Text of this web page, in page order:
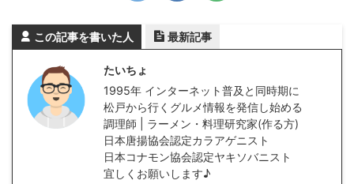
この記事を書いた人 最新記事
たいちょ
1995年 インターネット普及と同時期に
松戸から行くグルメ情報を発信し始める
調理師 | ラーメン・料理研究家(作る方)
日本唐揚協会認定カラアゲニスト
日本コナモン協会認定ヤキソバニスト
宜しくお願いします♪